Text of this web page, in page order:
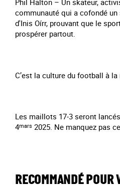
Phil Halton – Un skateur,
communauté qui a cofondé
d'Inis Oírr, prouvant que le
prospérer partout.
C’est la culture du football à la
Les maillots 17-3 seront
4mars 2025. Ne manquez pas
RECOMMANDÉ POUR